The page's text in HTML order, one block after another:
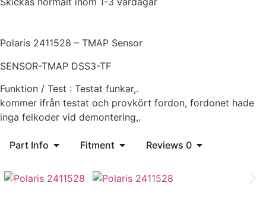
Polaris 2411528 – TMAP Sensor
SENSOR-TMAP DSS3-TF
Funktion / Test : Testat funkar,.
kommer ifrån testat och provkört fordon, fordonet hade
inga felkoder vid demontering,.
Part Info Fitment Reviews 0